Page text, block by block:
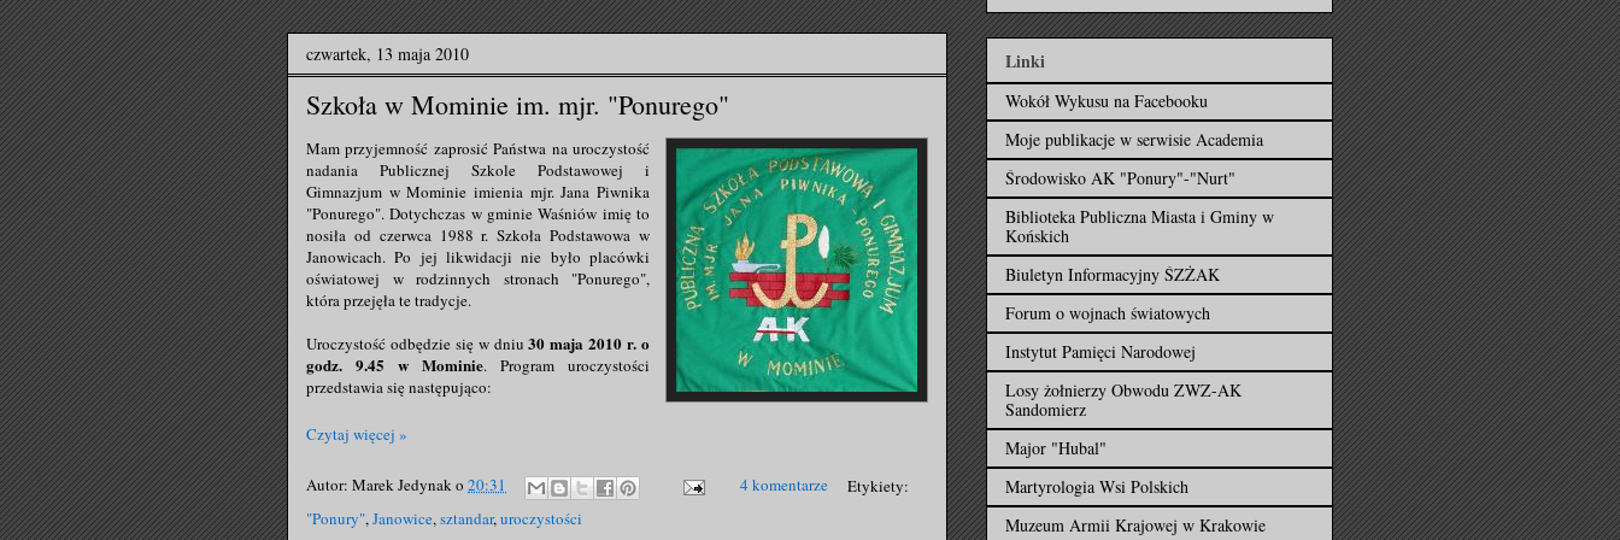
czwartek, 13 maja 2010
Szkoła w Mominie im. mjr. "Ponurego"
Mam przyjemność zaprosić Państwa na uroczystość
nadania Publicznej Szkole Podstawowej i
Gimnazjum w Mominie imienia mjr. Jana Piwnika
"Ponurego". Dotychczas w gminie Waśniów imię to
nosiła od czerwca 1988 r. Szkoła Podstawowa w
Janowicach. Po jej likwidacji nie było placówki
oświatowej w rodzinnych stronach "Ponurego",
która przejęła te tradycje.
Uroczystość odbędzie się w dniu30 maja 2010 r. o
godz. 9.45 w Mominie. Program uroczystości
przedstawia się następująco:
Czytaj więcej »
Autor: Marek Jedynako 20:31 4 komentarze
Etykiety:
"Ponury",Janowice,sztandar,uroczystości
Linki
Wokół Wykusu na Facebooku
Moje publikacje w serwisie Academia
Środowisko AK "Ponury"-"Nurt"
Biblioteka Publiczna Miasta i Gminy w
Końskich
Biuletyn Informacyjny ŚZŻAK
Forum o wojnach światowych
Instytut Pamięci Narodowej
Losy żołnierzy Obwodu ZWZ-AK
Sandomierz
Major "Hubal"
Martyrologia Wsi Polskich
Muzeum Armii Krajowej w Krakowie